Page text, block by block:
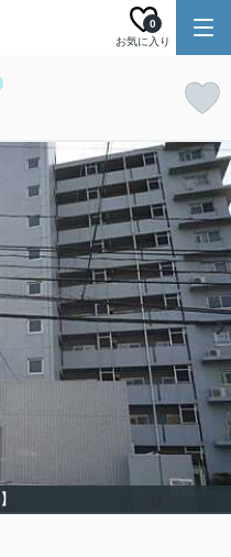
お気に入り
0